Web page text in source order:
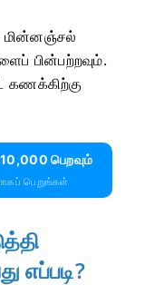
மின்னஞ்சல்
பின்பற்றவும்.
கணக்கிற்கு
பெறவும்
பெறுங்கள்
எப்படி?